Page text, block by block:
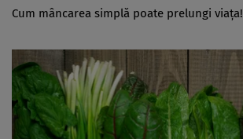
Cum mâncarea simplă poate prelungi viața!